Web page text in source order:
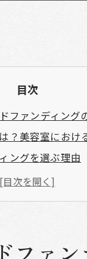
目次
ファンディング
？美容室におけ
ングを選ぶ理由
ァンディングの
ンディングのプ
ウドファンディ
ファ